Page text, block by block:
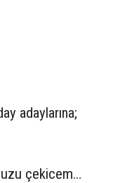
adaylarına;
çekicem…